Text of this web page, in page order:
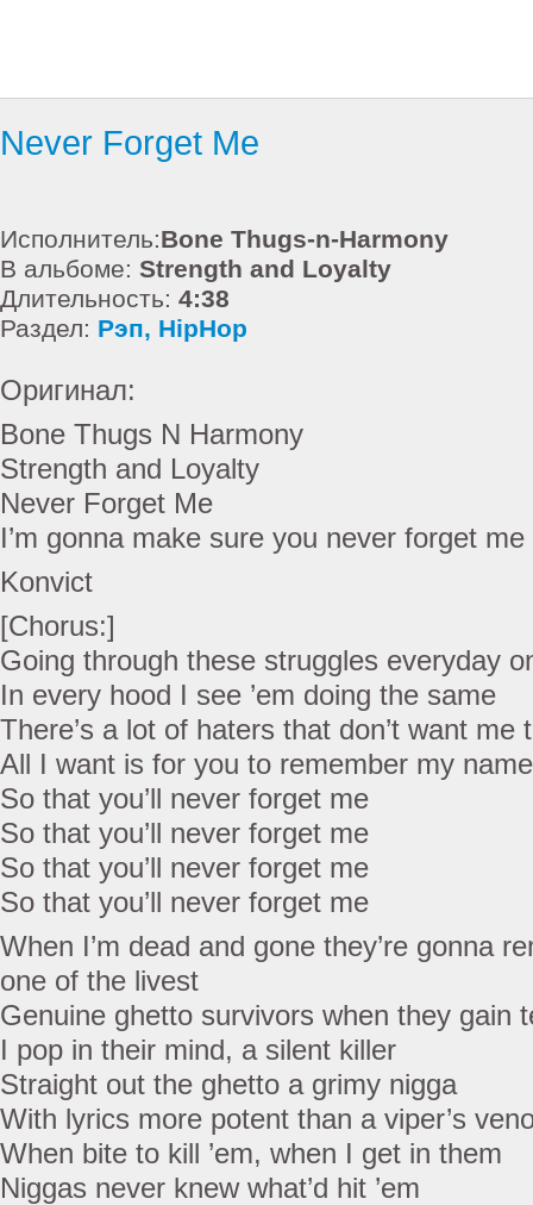
Never Forget Me
Исполнитель:Bone Thugs-n-Harmony
В альбоме: Strength and Loyalty
Длительность: 4:38
Раздел: Рэп, HipHop
Оригинал:
Bone Thugs N Harmony
Strength and Loyalty
Never Forget Me
I’m gonna make sure you never forget me
Konvict
[Chorus:]
Going through these struggles everyday
In every hood I see ’em doing the same
There’s a lot of haters that don’t want me
All I want is for you to remember my name
So that you’ll never forget me
So that you’ll never forget me
So that you’ll never forget me
So that you’ll never forget me
When I’m dead and gone they’re gonna
one of the livest
Genuine ghetto survivors when they gain
I pop in their mind, a silent killer
Straight out the ghetto a grimy nigga
With lyrics more potent than a viper’s
When bite to kill ’em, when I get in them
Niggas never knew what’d hit ’em